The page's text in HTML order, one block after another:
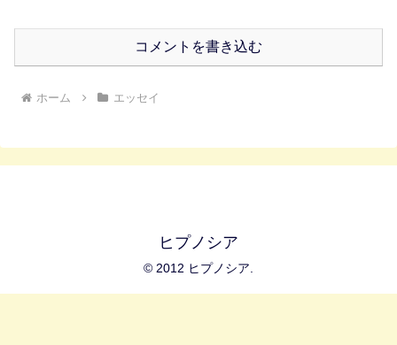
コメントを書き込む
ホーム エッセイ
ヒプノシア
© 2012 ヒプノシア.